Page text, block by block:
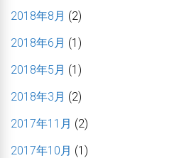
2018年8月 (2)
2018年6月 (1)
2018年5月 (1)
2018年3月 (2)
2017年11月 (2)
2017年10月 (1)